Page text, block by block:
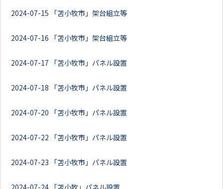
2024-07-15 「苫小牧市」架台組立等
2024-07-16 「苫小牧市」架台組立等
2024-07-17 「苫小牧市」パネル設置
2024-07-18 「苫小牧市」パネル設置
2024-07-20 「苫小牧市」パネル設置
2024-07-22 「苫小牧市」パネル設置
2024-07-23 「苫小牧市」パネル設置
2024-07-24 「苫小牧」パネル設置